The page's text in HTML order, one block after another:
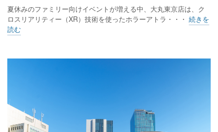
夏休みのファミリー向けイベントが増える中、大丸東京店は、ク
ロスリアリティー（XR）技術を使ったホラーアトラ・・・ 続きを
読む